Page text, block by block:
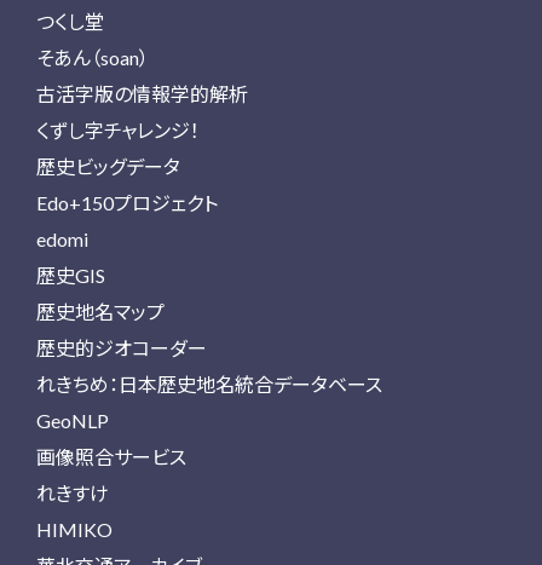
つくし堂
そあん（soan）
古活字版の情報学的解析
くずし字チャレンジ！
歴史ビッグデータ
Edo+150プロジェクト
edomi
歴史GIS
歴史地名マップ
歴史的ジオコーダー
れきちめ：日本歴史地名統合データベース
GeoNLP
画像照合サービス
れきすけ
HIMIKO